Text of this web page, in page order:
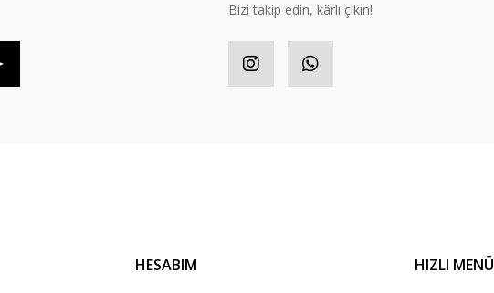
Bizi takip edin, kârlı çıkın!
HESABIM HIZLI MENÜ